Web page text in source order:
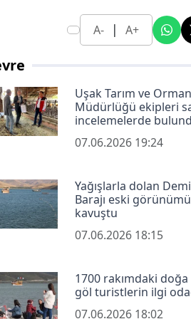
A- | A+
Uşak Tarım ve Orman
Müdürlüğü ekipleri
incelemelerde
07.06.2026 19:24
Yağışlarla dolan
Barajı eski
kavuştu
07.06.2026 18:15
1700 rakımdaki doğa
göl turistlerin ilgi
07.06.2026 18:02